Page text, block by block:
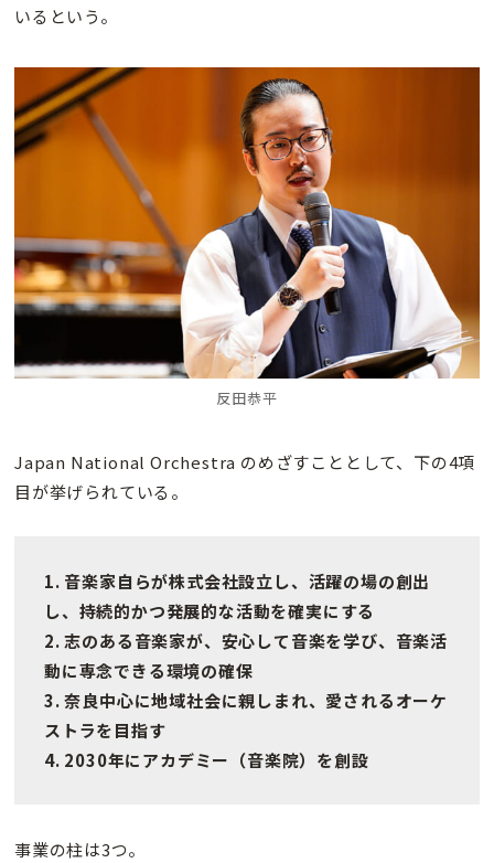
いるという。
反田恭平
Japan National Orchestra のめざすこととして、下の4項
目が挙げられている。
1. 音楽家自らが株式会社設立し、活躍の場の創出
し、持続的かつ発展的な活動を確実にする
2. 志のある音楽家が、安心して音楽を学び、音楽活
動に専念できる環境の確保
3. 奈良中心に地域社会に親しまれ、愛されるオーケ
ストラを目指す
4. 2030年にアカデミー（音楽院）を創設
事業の柱は3つ。